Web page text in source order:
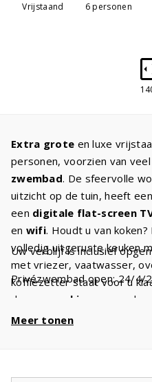
Vrijstaand 6 personen
Extra grote en luxe
personen, voorzien van
zwembad. De sfeervolle
uitzicht op de tuin, heeft
een digitale flat-screen
en wifi. Houdt u van
volledig uitgeruste keuken
met vriezer, vaatwasser,
koffiezetter staat voor u
de
wasmachine
en
drieslaapkamers
Uw verblijf is inclusief
Privézwembad open: 24/
Meer tonen